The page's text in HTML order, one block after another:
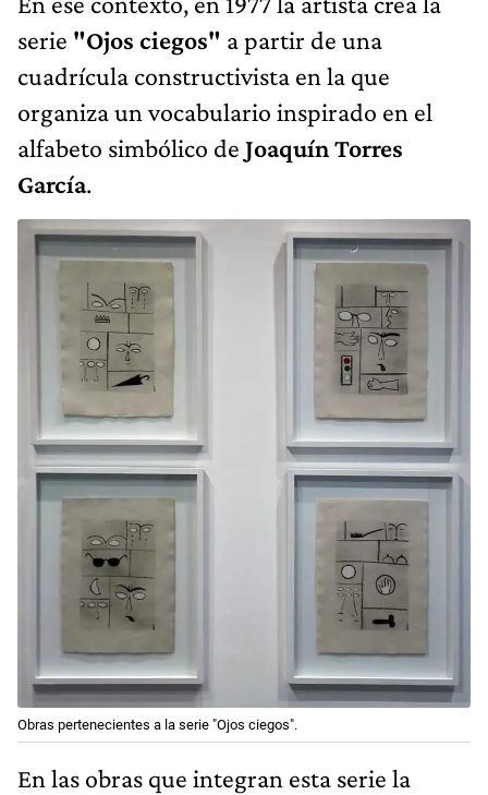
serie "Ojos ciegos" a partir de una
cuadrícula constructivista en la que
organiza un vocabulario inspirado en el
alfabeto simbólico de Joaquín Torres
García.
Obras pertenecientes a la serie "Ojos ciegos".
En las obras que integran esta serie la